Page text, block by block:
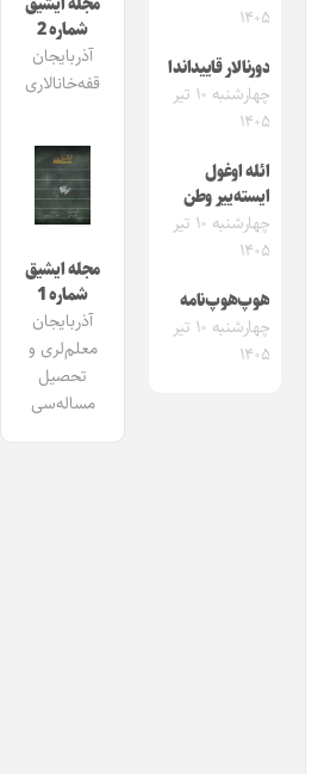
۱۴۰۵
دورنالار قاییداندا
چهارشنبه ۱۰ تیر
۱۴۰۵
ائله اوغول
ایسته‌ییر وطن
چهارشنبه ۱۰ تیر
۱۴۰۵
هوپ‌هوپ‌نامه
چهارشنبه ۱۰ تیر
۱۴۰۵
شماره 2
آذربایجان
قفه‌خانالاری
مجله ایشیق
شماره 1
آذربایجان
معلم‌لری و
تحصیل
مساله‌سی